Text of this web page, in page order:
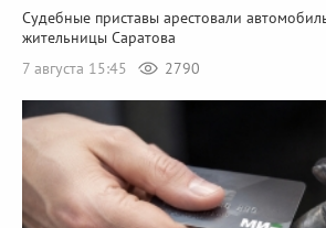
Судебные приставы арестовали
жительницы Саратова
7 августа 15:45
2790